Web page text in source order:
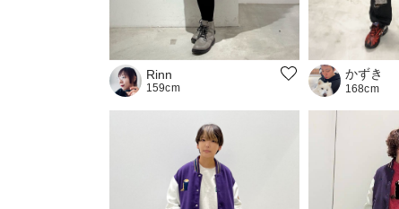
Rinn
159cm
かずき
168cm